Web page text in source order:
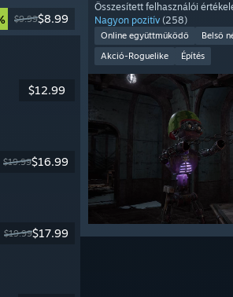
$9.99$8.99
$12.99
$19.99$16.99
$19.99$17.99
Összesített felhasználói
Nagyon pozitív (258)
Online együttműködő Belső
Akció-Roguelike
Építés